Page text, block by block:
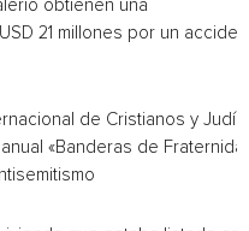
obtienen una
21 millones por un
de Cristianos y
«Banderas de